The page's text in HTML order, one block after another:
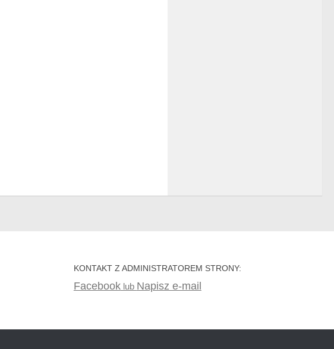
KONTAKT Z ADMINISTRATOREM STRONY:
Facebooklub Napisz e-mail